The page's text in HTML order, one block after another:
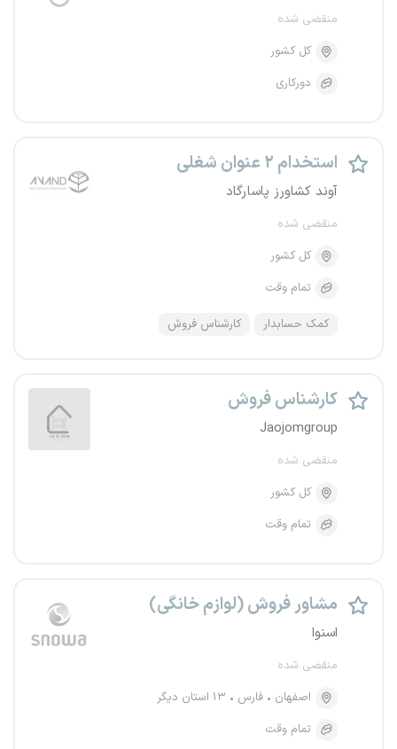
منقضی شده
کل کشور
دورکاری
استخدام ۲ عنوان شغلی
آوند کشاورز پاسارگاد
منقضی شده
کل کشور
تمام وقت
کمک حسابدار کارشناس فروش
کارشناس فروش
Jaojomgroup
منقضی شده
کل کشور
تمام وقت
مشاور فروش (لوازم خانگی)
اسنوا
منقضی شده
اصفهان
فارس
۱۳ استان دیگر
تمام وقت